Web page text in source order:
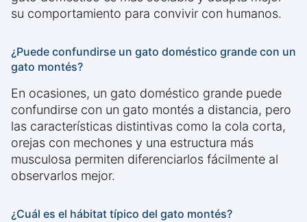
su comportamiento para convivir con humanos.
¿Puede confundirse un gato doméstico grande con un
gato montés?
En ocasiones, un gato doméstico grande puede
confundirse con un gato montés a distancia, pero
las características distintivas como la cola corta,
orejas con mechones y una estructura más
musculosa permiten diferenciarlos fácilmente al
observarlos mejor.
¿Cuál es el hábitat típico del gato montés?